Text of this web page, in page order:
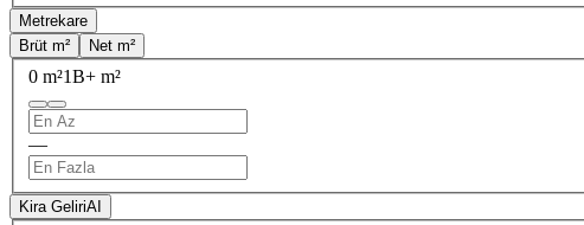
Metrekare
Brüt m²
Net m²
0 m²1B+ m²
—
Kira GeliriAI